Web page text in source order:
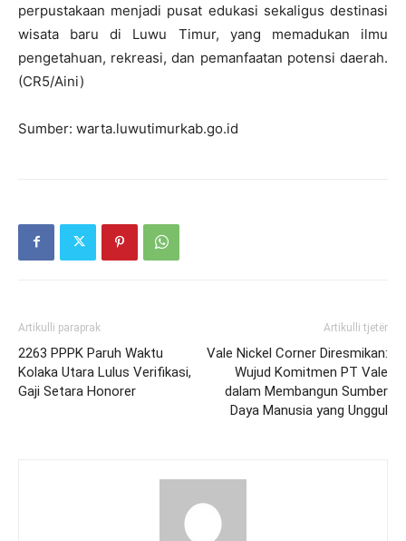
perpustakaan menjadi pusat edukasi sekaligus destinasi
wisata baru di Luwu Timur, yang memadukan ilmu
pengetahuan, rekreasi, dan pemanfaatan potensi daerah.
(CR5/Aini)
Sumber: warta.luwutimurkab.go.id
Artikulli paraprak
2263 PPPK Paruh Waktu
Kolaka Utara Lulus Verifikasi,
Gaji Setara Honorer
Artikulli tjetër
Vale Nickel Corner Diresmikan:
Wujud Komitmen PT Vale
dalam Membangun Sumber
Daya Manusia yang Unggul